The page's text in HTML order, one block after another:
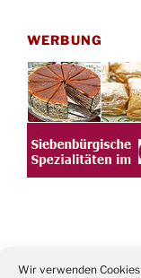
Wir verwenden
WERBUNG